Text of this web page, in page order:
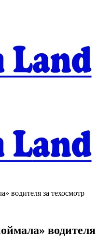
водителя за техосмотр
водителя